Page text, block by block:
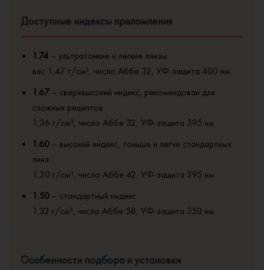
Доступные индексы преломления
1.74 – ультратонкие и легкие линзы
вес 1,47 г/см³, число Аббе 32, УФ-защита 400 нм.
1.67 – сверхвысокий индекс, рекомендован для
сложных рецептов
1,36 г/см³, число Аббе 32, УФ-защита 395 нм.
1.60 – высокий индекс, тоньше и легче стандартных
линз
1,30 г/см³, число Аббе 42, УФ-защита 395 нм.
1.50 – стандартный индекс
1,32 г/см³, число Аббе 58, УФ-защита 350 нм.
Особенности подбора и установки